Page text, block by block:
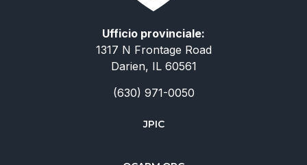
Ufficio provinciale:
1317 N Frontage Road
Darien, IL 60561
(630) 971-0050
JPIC